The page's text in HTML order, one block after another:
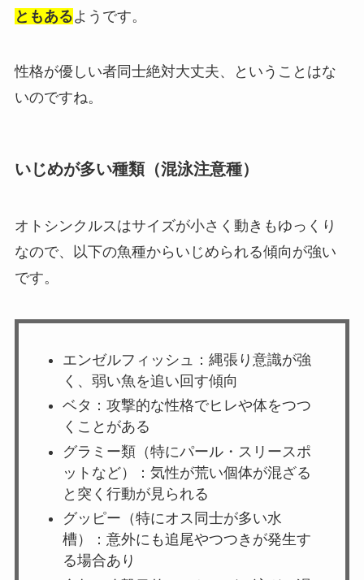
ともあるようです。
性格が優しい者同士絶対大丈夫、ということはな
いのですね。
いじめが多い種類（混泳注意種）
オトシンクルスはサイズが小さく動きもゆっくり
なので、以下の魚種からいじめられる傾向が強い
です。
エンゼルフィッシュ：縄張り意識が強
く、弱い魚を追い回す傾向
ベタ：攻撃的な性格でヒレや体をつつ
くことがある
グラミー類（特にパール・スリースポ
ットなど）：気性が荒い個体が混ざる
と突く行動が見られる
グッピー（特にオス同士が多い水
槽）：意外にも追尾やつつきが発生す
る場合あり